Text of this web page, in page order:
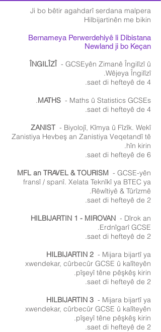
Ji bo bêtir agahdarî serdana malpera
Hilbijartinên me bikin
Bernameya Perwerdehiyê li Dibistana
Newland ji bo Keçan
ÎNGILÎZÎ- GCSEyên Zimanê Îngilîzî û
Wêjeya Îngilîzî.
4 saet di hefteyê de.
MATHS - Maths û Statistics GCSEs.
4 saet di hefteyê de.
ZANIST - Biyolojî, Kîmya û Fîzîk. Wekî
Zanistiya Hevbeş an Zanistiya Veqetandî tê
hîn kirin.
6 saet di hefteyê de.
MFL an TRAVEL & TOURISM - GCSE-yên
fransî / spanî. Xelata Teknîkî ya BTEC ya
Rêwîtiyê & Tûrîzmê.
2 saet di hefteyê de.
HILBIJARTIN 1 - MIROVAN - Dîrok an
Erdnîgarî GCSE.
2 saet di hefteyê de.
HILBIJARTIN 2 - Mijara bijartî ya
xwendekar, cûrbecûr GCSE û kalîteyên
pîşeyî têne pêşkêş kirin.
2 saet di hefteyê de.
HILBIJARTIN 3 - Mijara bijartî ya
xwendekar, cûrbecûr GCSE û kalîteyên
pîşeyî têne pêşkêş kirin.
2 saet di hefteyê de.